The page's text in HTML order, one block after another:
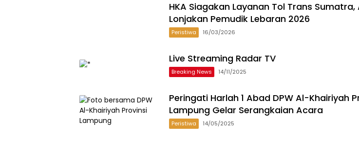
HKA Siagakan Layanan Tol Trans
Lonjakan Pemudik Lebaran 2026
Peristiwa 16/03/2026
Live Streaming Radar TV
Breaking News 14/11/2025
Peringati Harlah 1 Abad DPW Al-Khairiyah
Lampung Gelar Serangkaian Acara
Peristiwa 14/05/2025